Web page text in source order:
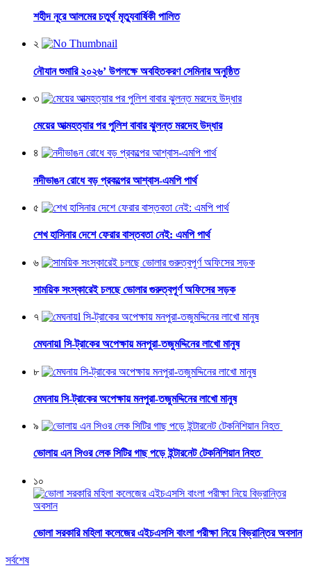
শহীদ নূরে আলমের চতুর্থ মৃত্যুবার্ষিকী পালিত
২
নৌযান শুমারি ২০২৬’ উপলক্ষে অবহিতকরণ সেমিনার অনুষ্ঠিত
৩
মেয়ের আত্মহত্যার পর পুলিশ বাবার ঝুলন্ত মরদেহ উদ্ধার
৪
নদীভাঙন রোধে বড় প্রকল্পের আশ্বাস-এমপি পার্থ
৫
শেখ হাসিনার দেশে ফেরার বাস্তবতা নেই: এমপি পার্থ
৬
সাময়িক সংস্কারেই চলছে ভোলার গুরুত্বপূর্ণ অফিসের সড়ক
৭
মেঘনায়l সি-ট্রাকের অপেক্ষায় মনপুরা-তজুমদ্দিনের লাখো মানুষ
৮
মেঘনায় সি-ট্রাকের অপেক্ষায় মনপুরা-তজুমদ্দিনের লাখো মানুষ
৯
ভোলায় এন সিওর লেক সিটির গাছ পড়ে ইন্টারনেট টেকনিশিয়ান নিহত
১০
ভোলা সরকারি মহিলা কলেজের এইচএসসি বাংলা পরীক্ষা নিয়ে বিভ্রান্তির অবসান
সর্বশেষ